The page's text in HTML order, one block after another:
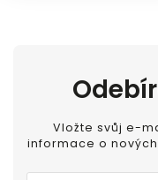
Vložte svůj e-
informace o